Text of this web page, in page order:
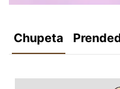
Chupeta